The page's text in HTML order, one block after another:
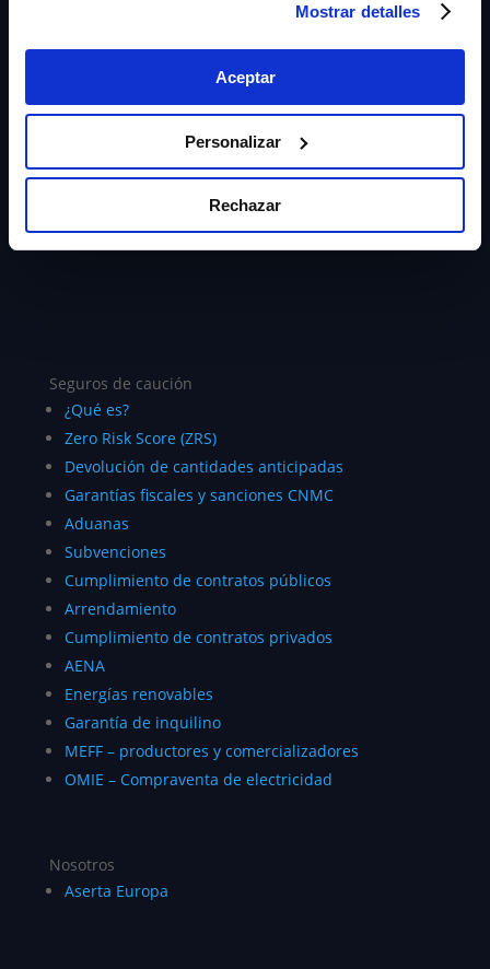
Mostrar detalles
Aceptar
Personalizar
Rechazar
+34 915 107 050
contacto@aserta.com.es
28006 Madrid
Seguros de caución
¿Qué es?
Zero Risk Score (ZRS)
Devolución de cantidades anticipadas
Garantías fiscales y sanciones CNMC
Aduanas
Subvenciones
Cumplimiento de contratos públicos
Arrendamiento
Cumplimiento de contratos privados
AENA
Energías renovables
Garantía de inquilino
MEFF – productores y comercializadores
OMIE – Compraventa de electricidad
Nosotros
Aserta Europa